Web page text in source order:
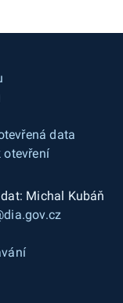
data
otevření
Michal Kubáň